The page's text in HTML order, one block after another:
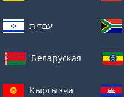
עברית
Беларуская
Кыргызча